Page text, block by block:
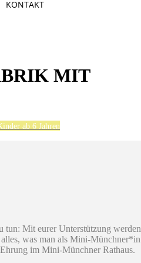
KONTAKT
MIT
ab 6 Jahren
tun: Mit eurer Unterstützung werden
was man als Mini-Münchner*in
im Mini-Münchner Rathaus.